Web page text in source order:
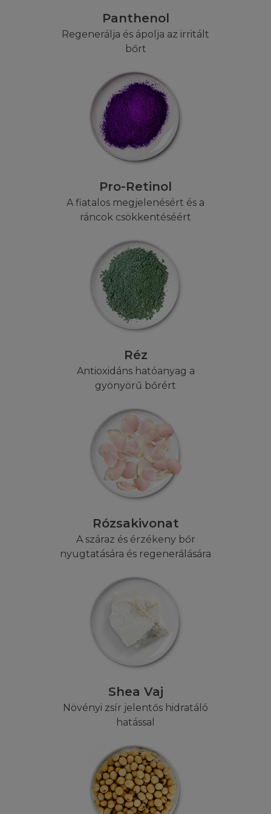
Panthenol
Regenerálja és ápolja az irritált
bőrt
Pro-Retinol
A fiatalos megjelenésért és a
ráncok csökkentéséért
Réz
Antioxidáns hatóanyag a
gyönyörű bőrért
Rózsakivonat
A száraz és érzékeny bőr
nyugtatására és regenerálására
Shea Vaj
Növényi zsír jelentős hidratáló
hatással
Ön tisztában van azzal, hogy a Honlapot,
beleértve annak tartalmát, Ön a saját
a Honlappal, vagy annak tartalmával, az
egyedüli megoldás a Honlap használatának
befejezése. Csaláson, testi bántalmazáson,
vagy halál esetén kívül, amely a L'Oréal
hibájából adódik, a L'Oréal nem vonható
felelősségre sem Ön, sem egy harmadik
személy által, semmilyen direkt, különleges,
bevétel kiesésért, vagy bármilyen más kárért,
akár szerződésben, garanciában, sérelem
(gondatlanság) esetén, még abban az
lehetőségéről. A jogi törvények néhány
esetben nem engedélyezik a felelősség
limitálását a következményben vagy
esetleges károkban, ezért ez a limitálás vagy
kizárás Önre lehet, hogy nem vonatkozik.
A Honlap nem irányul olyan személyekre,
akiknek bármilyen jogi megfontolás miatt a
Honlap működtetésének használata tiltott.
Akiknek a Honlap látogatása tiltva van jogi
szempontból, azok nem látogathatják a
Honlapot. A L'Oréal nem állítja, hogy a Honlap,
vagy annak tartalma a helyi jogi törvények
által elfogadott lenne minden hatáskörben.
Azok a látogatók, akik figyelmen kívül
hagyják a helyi törvényeket, saját
ők vonhatóak felelősségre. Kérdés esetén
kérjen jogi tanácsadást.
Ön beleegyezik abba, hogy kártalanítja,
megvédi és ártatlannak tekinti a L'Oréalt,
alkalmazottait, képviselőit és partnerit
mindennemű igénnyel, tettel, követeléssel,
bármilyen másfajta eljárással szemben,
amelyet a L'Oréallal, annak alkalmazottaival,
képviselőivel és partnereivel szemben egy
harmadik fél támaszt, feltéve, hogy a szóban
forgó igény, tett, követelés, vagy bármilyen
másfajta eljárás a L'Oréállal, annak
szembeni eljárás az alábbiakon alapul vagy
azzal kapcsolatos: i. A Honlap Ön általi
ii. Felhasználói jogok Ön általi szabálysértése